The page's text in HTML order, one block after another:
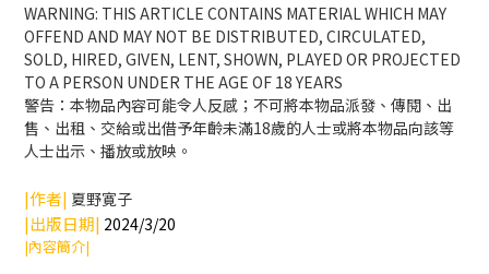
WARNING: THIS ARTICLE CONTAINS MATERIAL WHICH MAY
OFFEND AND MAY NOT BE DISTRIBUTED, CIRCULATED,
SOLD, HIRED, GIVEN, LENT, SHOWN, PLAYED OR PROJECTED
TO A PERSON UNDER THE AGE OF 18 YEARS
警告：本物品內容可能令人反感；不可將本物品派發、傳閱、出
售、出租、交給或出借予年齡未滿18歲的人士或將本物品向該等
人士出示、播放或放映。
|作者| 夏野寛子
|出版日期| 2024/3/20
|內容簡介|